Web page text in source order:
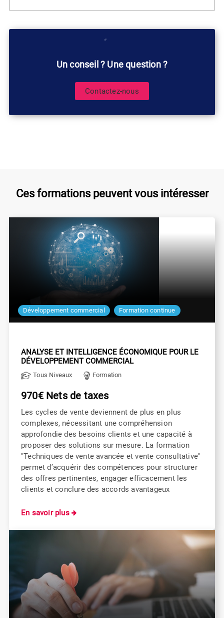
Un conseil ? Une question ?
Contactez-nous
Ces formations peuvent vous intéresser
Développement commercial Formation continue
ANALYSE ET INTELLIGENCE ÉCONOMIQUE POUR LE
DÉVELOPPEMENT COMMERCIAL
Tous Niveaux Formation
970€ Nets de taxes
Les cycles de vente deviennent de plus en plus
complexes, nécessitant une compréhension
approfondie des besoins clients et une capacité à
proposer des solutions sur mesure. La formation
"Techniques de vente avancée et vente consultative"
permet d’acquérir des compétences pour structurer
des offres pertinentes, engager efficacement les
clients et conclure des accords avantageux
En savoir plus